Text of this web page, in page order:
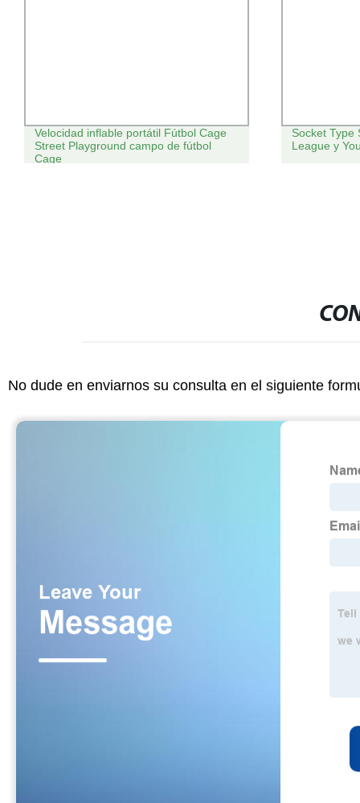
Velocidad inflable portátil Fútbol Cage
Street Playground campo de fútbol
Cage
Socket Type
League y
No dude en enviarnos su consulta en el siguiente